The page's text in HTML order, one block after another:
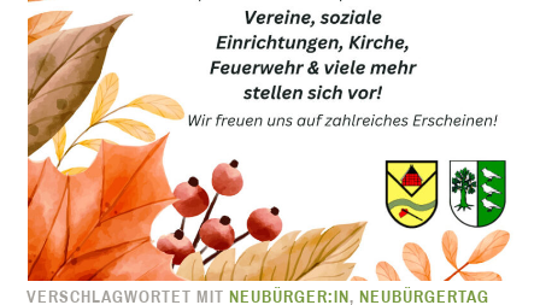
VERSCHLAGWORTET MITNEUBÜRGER:IN,NEUBÜRGERTAG